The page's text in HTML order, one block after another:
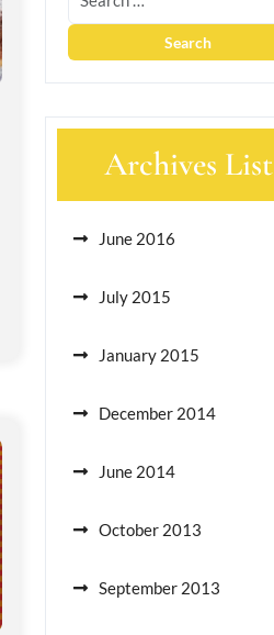
Archives List
June 2016
July 2015
January 2015
December 2014
June 2014
October 2013
September 2013